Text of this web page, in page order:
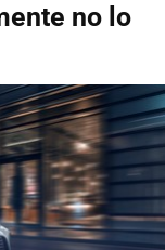
no lo